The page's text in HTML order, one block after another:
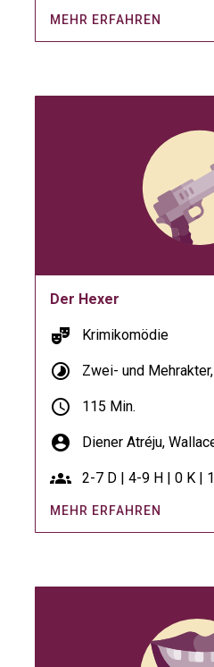
MEHR ERFAHREN
Der Hexer
theater_comedy Krimikomödie
timelapse Zwei- und
schedule 115 Min.
account_circle Diener Atréju,
groups 2-7 D | 4-9 H | 0 K |
MEHR ERFAHREN